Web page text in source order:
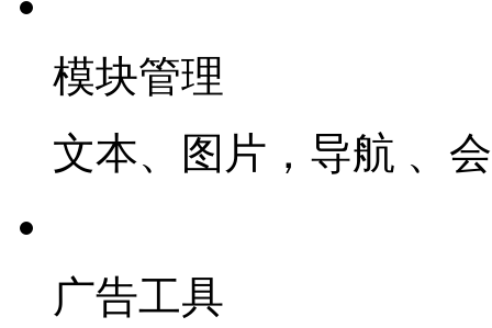
模块管理
文本、图片，导航 、
广告工具